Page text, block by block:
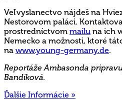
Veľvyslanectvo nájdeš na
Nestorovom paláci.
prostredníctvom mailu na ich
Nemecko a možnosti, ktoré
na www.young-germany.de.
Reportáže Ambasonda
Bandiková.
Ďalšie Informácie »